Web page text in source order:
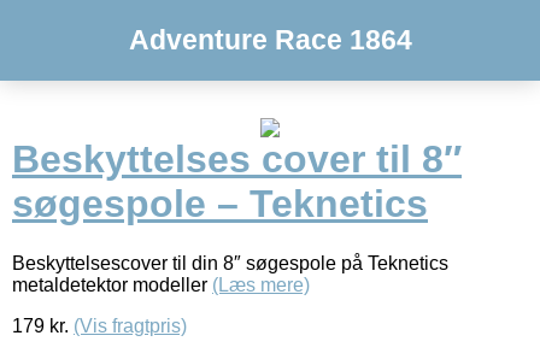
Adventure Race 1864
Beskyttelses cover til 8″
søgespole – Teknetics
Beskyttelsescover til din 8″ søgespole på Teknetics
metaldetektor modeller (Læs mere)
179 kr. (Vis fragtpris)